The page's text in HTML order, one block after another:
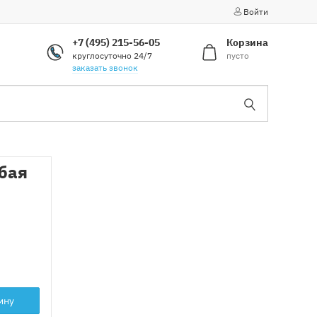
Войти
+7 (495) 215-56-05
круглосуточно 24/7
заказать звонок
Корзина
пусто